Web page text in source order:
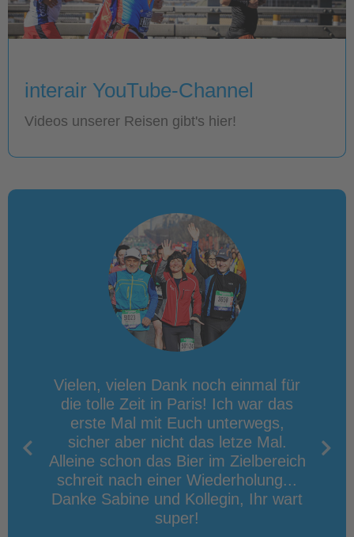
interair YouTube-Channel
Videos unserer Reisen gibt's hier!
der
war
Vielen, vielen Dank noch einmal für
die tolle Zeit in Paris! Ich war das
erste Mal mit Euch unterwegs,
sicher aber nicht das letze Mal.
Alleine schon das Bier im Zielbereich
schreit nach einer Wiederholung...
Danke Sabine und Kollegin, Ihr wart
super!
zu